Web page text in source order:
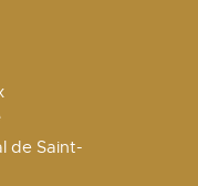
de Saint-